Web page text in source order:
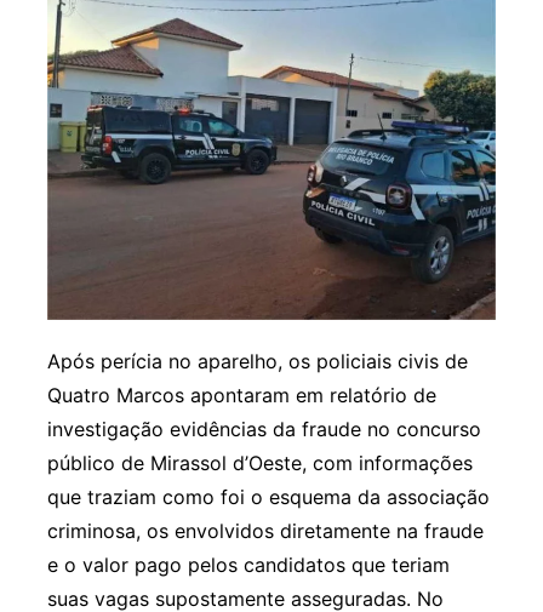
Após perícia no aparelho, os policiais civis de
Quatro Marcos apontaram em relatório de
investigação evidências da fraude no concurso
público de Mirassol d’Oeste, com informações
que traziam como foi o esquema da associação
criminosa, os envolvidos diretamente na fraude
e o valor pago pelos candidatos que teriam
suas vagas supostamente asseguradas. No